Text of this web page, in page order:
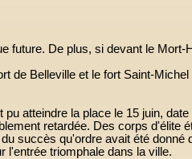
future. De plus, si devant le Mort-
de Belleville et le fort Saint-
atteindre la place le 15 juin,
retardée. Des corps d'élite
succès qu'ordre avait été donné
l'entrée triomphale dans la ville.